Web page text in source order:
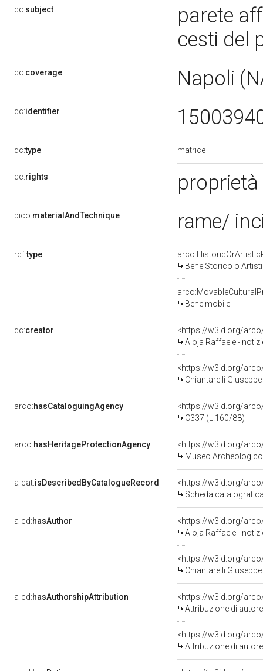
dc:subject
parete
cesti del
dc:coverage Napoli
dc:identifier
dc:type matrice
dc:rights
pico:materialAndTechnique rame/
rdf:type
Bene Storico o
Bene mobile
dc:creator
<https://w3id.org/
Aloja Raffaele -
<https://w3id.org/
Chiantarelli
arco:hasCataloguingAgency
<https://w3id.org/
C337 (L.160/88)
arco:hasHeritageProtectionAgency
<https://w3id.org/
Museo
a-cat:isDescribedByCatalogueRecord
<https://w3id.org/
Scheda
a-cd:hasAuthor
<https://w3id.org/
Aloja Raffaele -
<https://w3id.org/
Chiantarelli
a-cd:hasAuthorshipAttribution
<https://w3id.org/
Attribuzione di
<https://w3id.org/
Attribuzione di